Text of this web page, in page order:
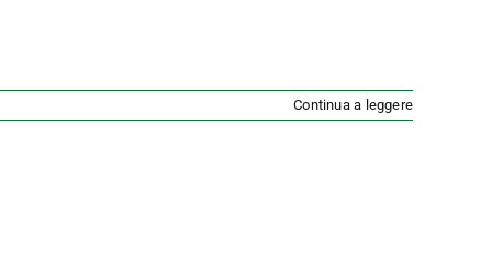
Continua a leggere